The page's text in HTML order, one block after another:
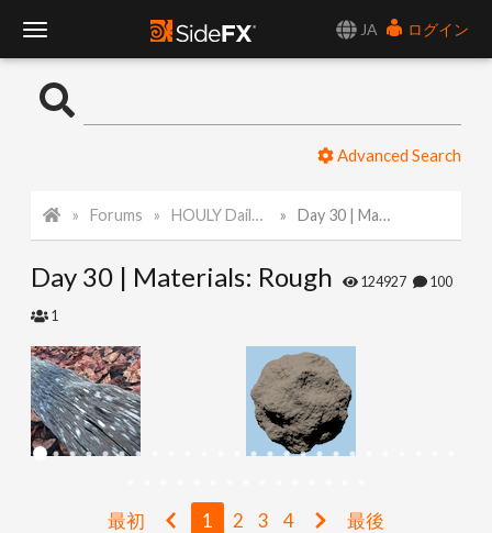
JA
ログイン
o
l
N
Advanced Search
Forums HOULY Daily Challenge Day 30 | Materials: Rough
Day 30 | Materials: Rough 124927 100
1
最初 1 2 3 4 最後